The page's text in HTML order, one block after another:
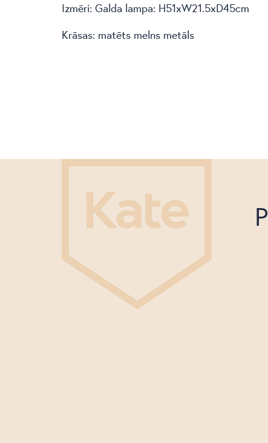
Izmēri: Galda lampa: H51xW21.5xD45cm
Krāsas: matēts melns metāls